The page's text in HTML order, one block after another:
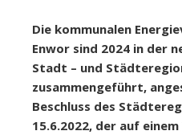
Die kommunalen
Enwor sind 2024 in der
Stadt – und
zusammengeführt,
Beschluss des
15.6.2022, der auf